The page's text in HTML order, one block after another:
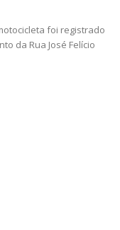
foi registrado
da Rua José Felício